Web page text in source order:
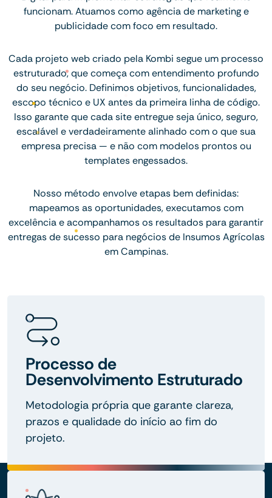
funcionam. Atuamos como agência de marketing e
publicidade com foco em resultado.
Cada projeto web criado pela Kombi segue um processo
estruturado, que começa com entendimento profundo
do seu negócio. Definimos objetivos, funcionalidades,
escopo técnico e UX antes da primeira linha de código.
Isso garante que cada site entregue seja único, seguro,
escalável e verdadeiramente alinhado com o que sua
empresa precisa — e não com modelos prontos ou
templates engessados.
Nosso método envolve etapas bem definidas:
mapeamos as oportunidades, executamos com
excelência e acompanhamos os resultados para garantir
entregas de sucesso para negócios de Insumos Agrícolas
em Campinas.
Processo de
Desenvolvimento Estruturado
Metodologia própria que garante clareza,
prazos e qualidade do início ao fim do
projeto.